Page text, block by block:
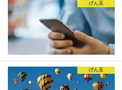
げん玉
げん玉